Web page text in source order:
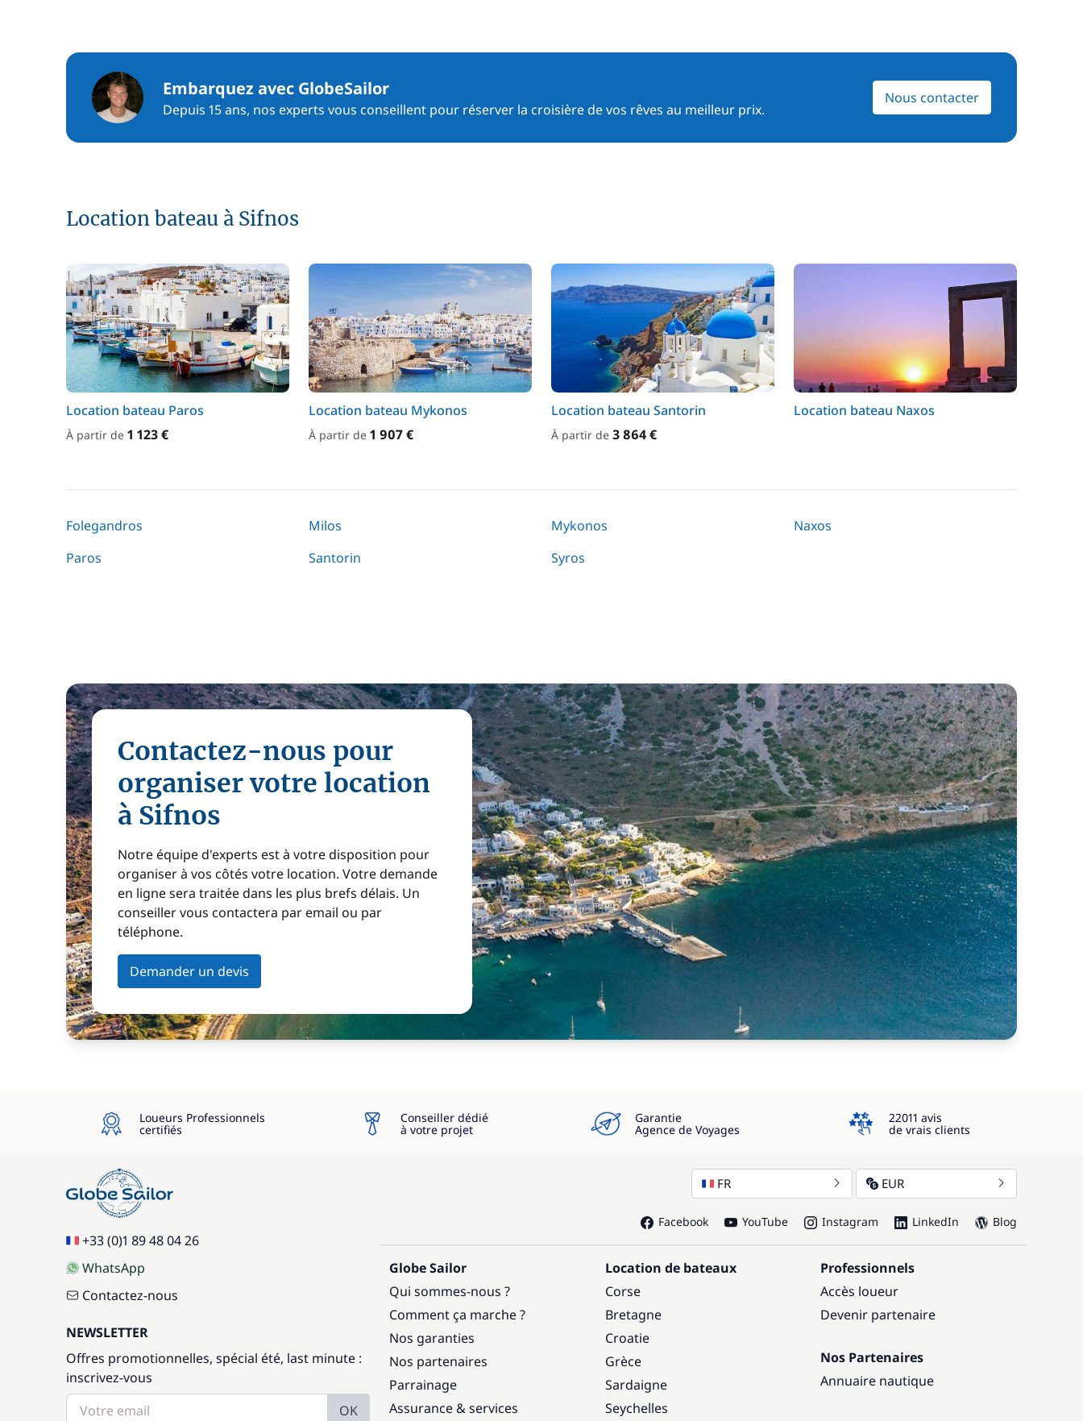
Embarquez avec GlobeSailor
Depuis 15 ans, nos experts vous conseillent pour réserver la croisière de vos rêves au meilleur prix.
Nous contacter
Location bateau à Sifnos
Location bateau Paros
À partir de 1 123 €
Location bateau Mykonos
À partir de 1 907 €
Location bateau Santorin
À partir de 3 864 €
Location bateau Naxos
Folegandros Milos Mykonos
Naxos
Paros
Santorin Syros
Contactez-nous pour
organiser votre location
à Sifnos
Notre équipe d'experts est à votre disposition pour
organiser à vos côtés votre location. Votre demande
en ligne sera traitée dans les plus brefs délais. Un
conseiller vous contactera par email ou par
téléphone.
Demander un devis
Loueurs Professionnels
certifiés
Conseiller dédié
à votre projet
Garantie
Agence de Voyages
4.3
22011 avis
de vrais clients
+33 (0)1 89 48 04 26
WhatsApp
Contactez-nous
NEWSLETTER
Offres promotionnelles, spécial été, last minute :
inscrivez-vous
OK
FR EUR
Facebook YouTube Instagram LinkedIn Blog
Globe Sailor
Qui sommes-nous ?
Comment ça marche ?
Nos garanties
Nos partenaires
Parrainage
Assurance & services
Location de bateaux
Corse
Bretagne
Croatie
Grèce
Sardaigne
Seychelles
Professionnels
Accès loueur
Devenir partenaire
Nos Partenaires
Annuaire nautique